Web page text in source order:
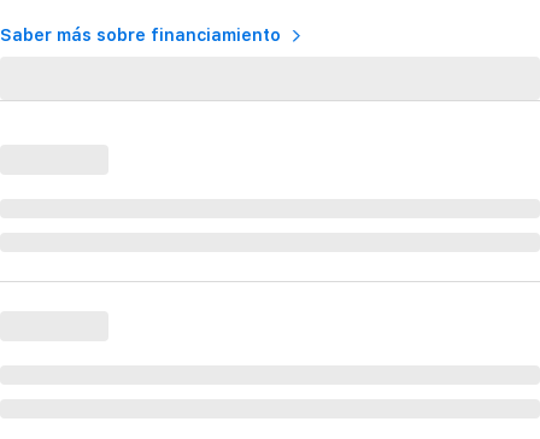
Saber más sobre financiamiento